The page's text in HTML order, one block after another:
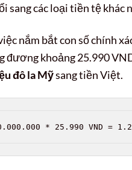
sang các loại tiền tệ khác
nắm bắt con số chính
khoảng 25.990
đô la Mỹsang tiền Việt.
* 25.990 VND =